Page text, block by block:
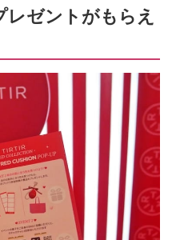
ゼントがもらえ